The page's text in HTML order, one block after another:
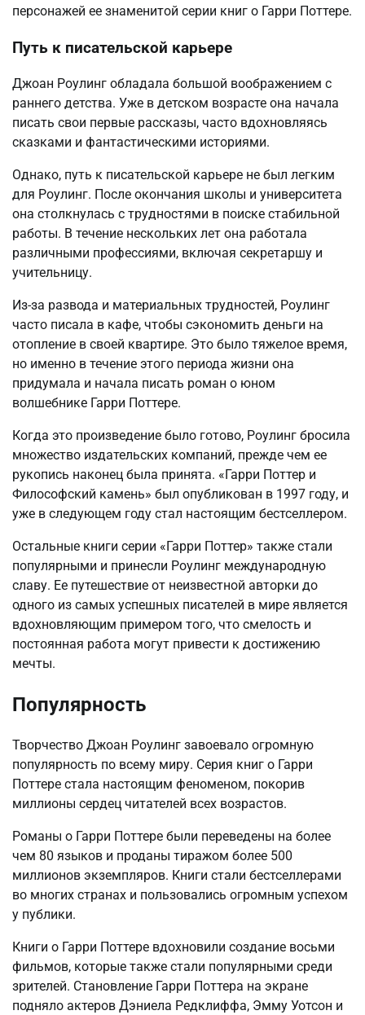
персонажей ее знаменитой серии книг о Гарри Поттере.
Путь к писательской карьере
Джоан Роулинг обладала большой воображением с
раннего детства. Уже в детском возрасте она начала
писать свои первые рассказы, часто вдохновляясь
сказками и фантастическими историями.
Однако, путь к писательской карьере не был легким
для Роулинг. После окончания школы и университета
она столкнулась с трудностями в поиске стабильной
работы. В течение нескольких лет она работала
различными профессиями, включая секретаршу и
учительницу.
Из-за развода и материальных трудностей, Роулинг
часто писала в кафе, чтобы сэкономить деньги на
отопление в своей квартире. Это было тяжелое время,
но именно в течение этого периода жизни она
придумала и начала писать роман о юном
волшебнике Гарри Поттере.
Когда это произведение было готово, Роулинг бросила
множество издательских компаний, прежде чем ее
рукопись наконец была принята. «Гарри Поттер и
Философский камень» был опубликован в 1997 году, и
уже в следующем году стал настоящим бестселлером.
Остальные книги серии «Гарри Поттер» также стали
популярными и принесли Роулинг международную
славу. Ее путешествие от неизвестной авторки до
одного из самых успешных писателей в мире является
вдохновляющим примером того, что смелость и
постоянная работа могут привести к достижению
мечты.
Популярность
Творчество Джоан Роулинг завоевало огромную
популярность по всему миру. Серия книг о Гарри
Поттере стала настоящим феноменом, покорив
миллионы сердец читателей всех возрастов.
Романы о Гарри Поттере были переведены на более
чем 80 языков и проданы тиражом более 500
миллионов экземпляров. Книги стали бестселлерами
во многих странах и пользовались огромным успехом
у публики.
Книги о Гарри Поттере вдохновили создание восьми
фильмов, которые также стали популярными среди
зрителей. Становление Гарри Поттера на экране
подняло актеров Дэниела Редклиффа, Эмму Уотсон и